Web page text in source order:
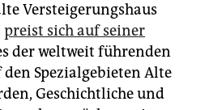
Versteigerungshaus
preist sich auf seiner
der weltweit führenden
Spezialgebieten Alte
Geschichtliche und